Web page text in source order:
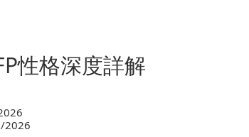
性格深度詳解
2026